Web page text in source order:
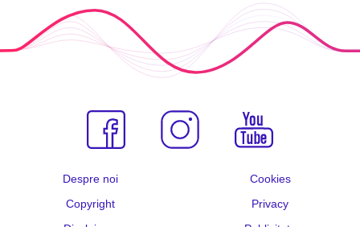
Despre noi
Cookies
Copyright
Privacy